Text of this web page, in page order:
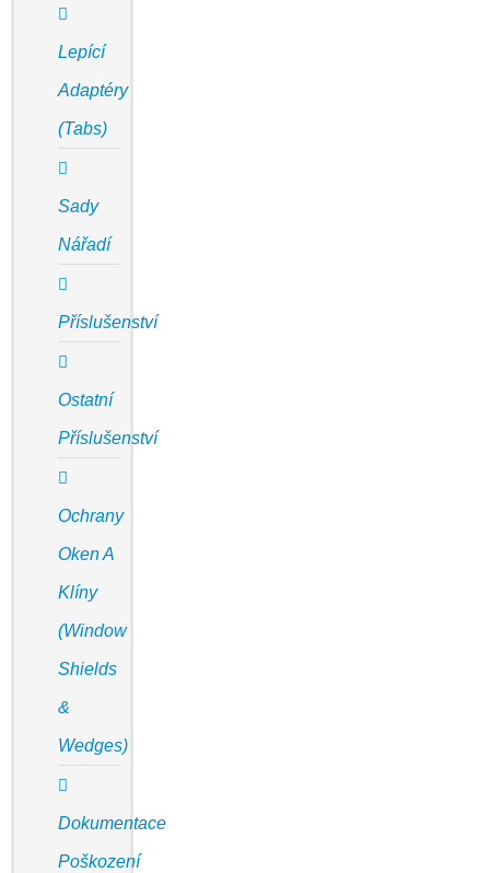
Lepící
Adaptéry
(Tabs)
Sady
Nářadí
Příslušenství
Ostatní
Příslušenství
Ochrany
Oken A
Klíny
(Window
Shields
&
Wedges)
Dokumentace
Poškození